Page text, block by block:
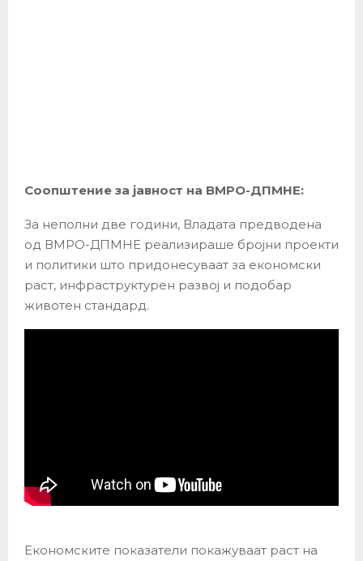
Соопштение за јавност на ВМРО-ДПМНЕ:
За неполни две години, Владата предводена
од ВМРО-ДПМНЕ реализираше бројни проекти
и политики што придонесуваат за економски
раст, инфраструктурен развој и подобар
животен стандард.
Економските показатели покажуваат раст на